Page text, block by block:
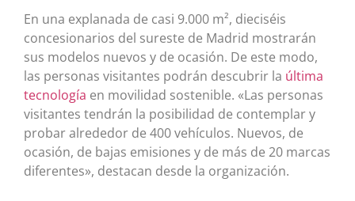
En una explanada de casi 9.000 m², dieciséis
concesionarios del sureste de Madrid mostrarán
sus modelos nuevos y de ocasión. De este modo,
las personas visitantes podrán descubrir la última
tecnología en movilidad sostenible. «Las personas
visitantes tendrán la posibilidad de contemplar y
probar alrededor de 400 vehículos. Nuevos, de
ocasión, de bajas emisiones y de más de 20 marcas
diferentes», destacan desde la organización.